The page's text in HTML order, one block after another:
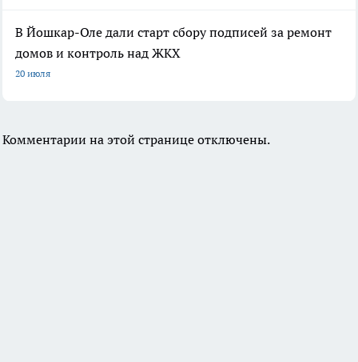
В Йошкар-Оле дали старт сбору подписей за ремонт
домов и контроль над ЖКХ
20 июля
Комментарии на этой странице отключены.